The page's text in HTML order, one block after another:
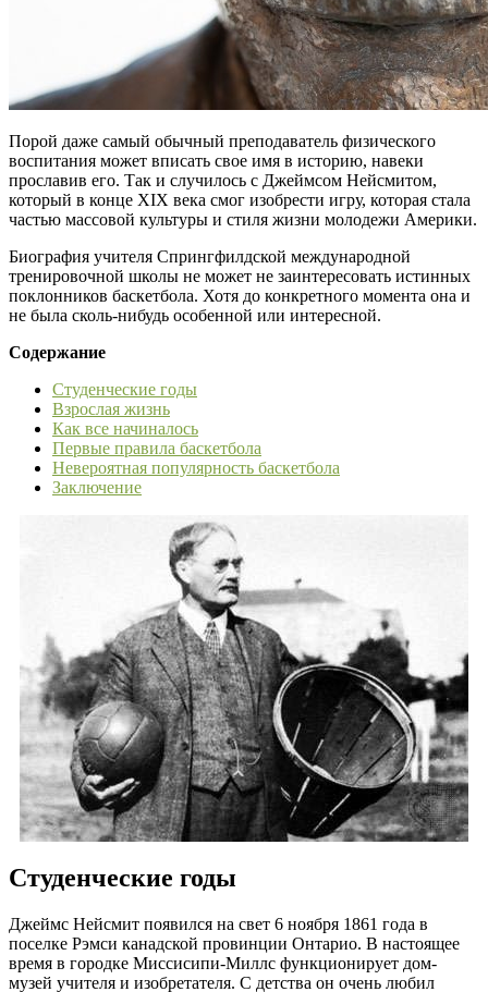
Порой даже самый обычный преподаватель физического
воспитания может вписать свое имя в историю, навеки
прославив его. Так и случилось с Джеймсом Нейсмитом,
который в конце XIX века смог изобрести игру, которая стала
частью массовой культуры и стиля жизни молодежи Америки.
Биография учителя Спрингфилдской международной
тренировочной школы не может не заинтересовать истинных
поклонников баскетбола. Хотя до конкретного момента она и
не была сколь-нибудь особенной или интересной.
Содержание
Студенческие годы
Взрослая жизнь
Как все начиналось
Первые правила баскетбола
Невероятная популярность баскетбола
Заключение
Студенческие годы
Джеймс Нейсмит появился на свет 6 ноября 1861 года в
поселке Рэмси канадской провинции Онтарио. В настоящее
время в городке Миссисипи-Миллс функционирует дом-
музей учителя и изобретателя. С детства он очень любил